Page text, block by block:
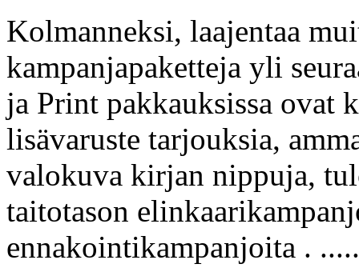
Kolmanneksi, laajentaa
kampanjapaketteja yli
ja Print pakkauksissa ovat
lisävaruste tarjouksia,
valokuva kirjan nippuja,
taitotason
ennakointikampanjoita .